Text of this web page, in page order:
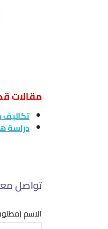
مقالات
تكاليف
دراسة
تواصل
الاسم